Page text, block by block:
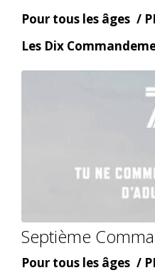
Âge
Pour tous les âges
Content
Les Dix
Septième
Âge
Pour tous les âges